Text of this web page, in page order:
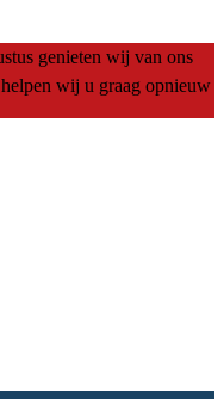
genieten wij van ons
wij u graag opnieuw